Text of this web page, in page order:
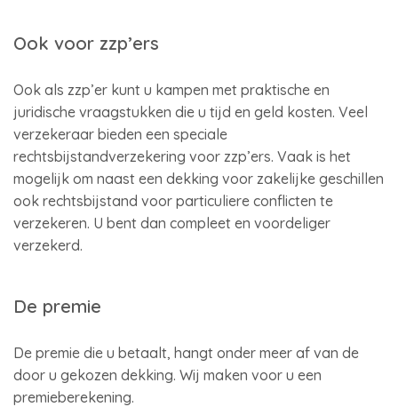
Ook voor zzp’ers
Ook als zzp’er kunt u kampen met praktische en
juridische vraagstukken die u tijd en geld kosten. Veel
verzekeraar bieden een speciale
rechtsbijstandverzekering voor zzp’ers. Vaak is het
mogelijk om naast een dekking voor zakelijke geschillen
ook rechtsbijstand voor particuliere conflicten te
verzekeren. U bent dan compleet en voordeliger
verzekerd.
De premie
De premie die u betaalt, hangt onder meer af van de
door u gekozen dekking. Wij maken voor u een
premieberekening.